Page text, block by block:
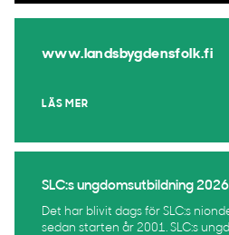
www.landsbygdensfolk.fi
LÄS MER
SLC:s ungdomsutbildning
Det har blivit dags för SLC:s
sedan starten år 2001. SLC:s